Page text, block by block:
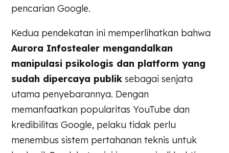
pencarian Google.
Kedua pendekatan ini memperlihatkan bahwa
Aurora Infostealer mengandalkan
manipulasi psikologis dan platform yang
sudah dipercaya publik sebagai senjata
utama penyebarannya. Dengan
memanfaatkan popularitas YouTube dan
kredibilitas Google, pelaku tidak perlu
menembus sistem pertahanan teknis untuk